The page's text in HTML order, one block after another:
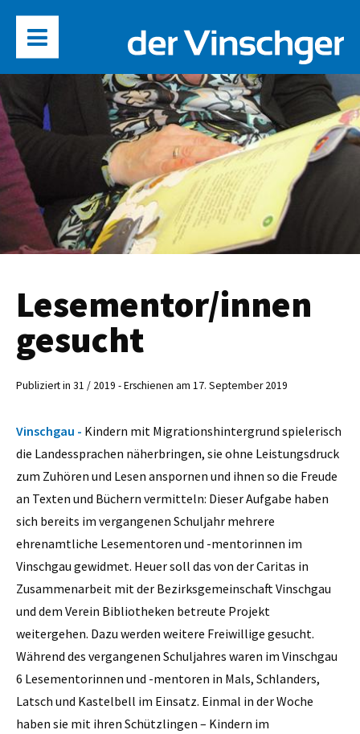
Lesementor/innen
gesucht
Publiziert in 31 / 2019 - Erschienen am 17. September 2019
Vinschgau - Kindern mit Migrationshintergrund spielerisch
die Landessprachen näherbringen, sie ohne Leistungsdruck
zum Zuhören und Lesen anspornen und ihnen so die Freude
an Texten und Büchern vermitteln: Dieser Aufgabe haben
sich bereits im vergangenen Schuljahr mehrere
ehrenamtliche Lesementoren und -mentorinnen im
Vinschgau gewidmet. Heuer soll das von der Caritas in
Zusammenarbeit mit der Bezirksgemeinschaft Vinschgau
und dem Verein Bibliotheken betreute Projekt
weitergehen. Dazu werden weitere Freiwillige gesucht.
Während des vergangenen Schuljahres waren im Vinschgau
6 Lesementorinnen und -mentoren in Mals, Schlanders,
Latsch und Kastelbell im Einsatz. Einmal in der Woche
haben sie mit ihren Schützlingen – Kindern im